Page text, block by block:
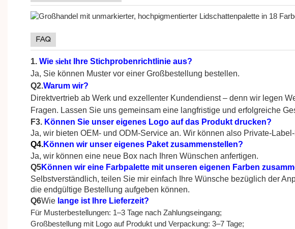
FAQ
1. Wie sieht
Ihre Stichprobenrichtlinie aus?
Ja, Sie können Muster vor einer Großbestellung bestellen.
Q2.Warum wir?
Direktvertrieb ab Werk und exzellenter Kundendienst – denn wir legen
Fragen. Lassen Sie uns gemeinsam eine langfristige und erfolgreiche
F3. Können Sie unser eigenes Logo auf das Produkt drucken?
Ja, wir bieten OEM- und ODM-Service an. Wir können also Private-
Q4.Können wir unser eigenes Paket zusammenstellen?
Ja, wir können eine neue Box nach Ihren Wünschen anfertigen.
Q5Können wir eine Farbpalette mit unseren eigenen Farben
Selbstverständlich, teilen Sie mir einfach Ihre Wünsche bezüglich der
die endgültige Bestellung aufgeben können.
Q6Wie lange ist Ihre Lieferzeit?
Für Musterbestellungen: 1–3 Tage nach Zahlungseingang;
Großbestellung mit Logo auf Produkt und Verpackung: 3–7 Tage;